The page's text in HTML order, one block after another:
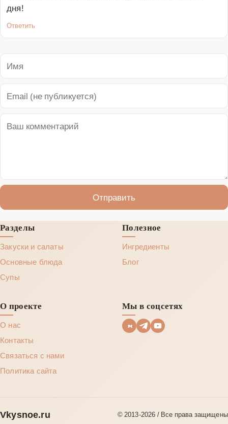
дня!
Ответить
Отправить
Разделы
Закуски и салаты
Основные блюда
Супы
Полезное
Ингредиенты
Блог
О проекте
О нас
Контакты
Связаться с нами
Политика сайта
Мы в соцсетях
Vkysnoe.ru
© 2013‑2026 / Все права защищены